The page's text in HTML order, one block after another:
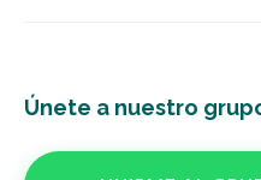
Únete a nuestro